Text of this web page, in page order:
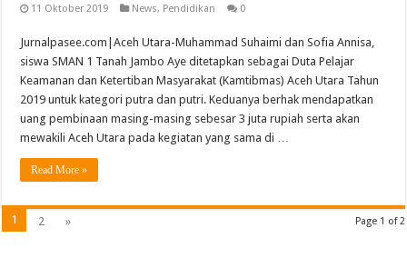
11 Oktober 2019 News, Pendidikan 0
Jurnalpasee.com|Aceh Utara-Muhammad Suhaimi dan Sofia Annisa,
siswa SMAN 1 Tanah Jambo Aye ditetapkan sebagai Duta Pelajar
Keamanan dan Ketertiban Masyarakat (Kamtibmas) Aceh Utara Tahun
2019 untuk kategori putra dan putri. Keduanya berhak mendapatkan
uang pembinaan masing-masing sebesar 3 juta rupiah serta akan
mewakili Aceh Utara pada kegiatan yang sama di …
Read More »
Page 1 of 2
1 2 »